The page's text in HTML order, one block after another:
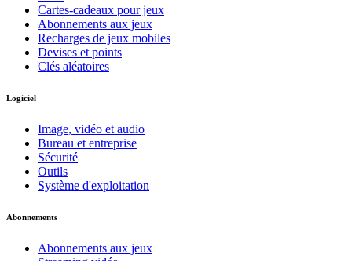
Cartes-cadeaux pour jeux
Abonnements aux jeux
Recharges de jeux mobiles
Devises et points
Clés aléatoires
Logiciel
Image, vidéo et audio
Bureau et entreprise
Sécurité
Outils
Système d'exploitation
Abonnements
Abonnements aux jeux